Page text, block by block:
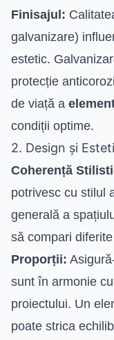
Finisajul:
galvanizare)
estetic.
protecție
de viață a
condiții optime.
2. Design și
Coherență
potrivesc cu stilul
generală a
să compari
Proporții:
sunt în armonie
proiectului. Un
poate strica